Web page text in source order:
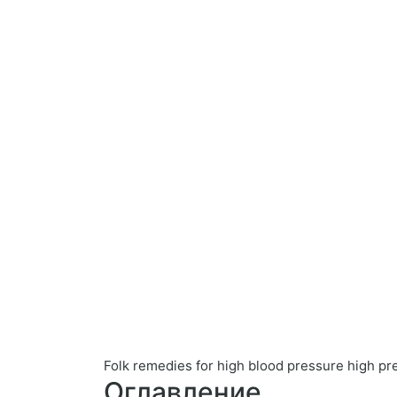
Folk remedies for high blood pressure high